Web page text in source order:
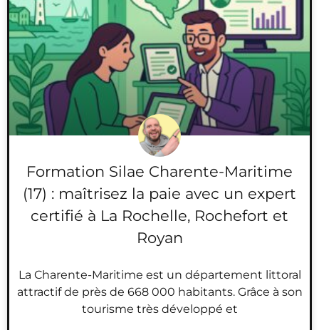
Formation Silae Charente-Maritime
(17) : maîtrisez la paie avec un expert
certifié à La Rochelle, Rochefort et
Royan
La Charente-Maritime est un département littoral
attractif de près de 668 000 habitants. Grâce à son
tourisme très développé et